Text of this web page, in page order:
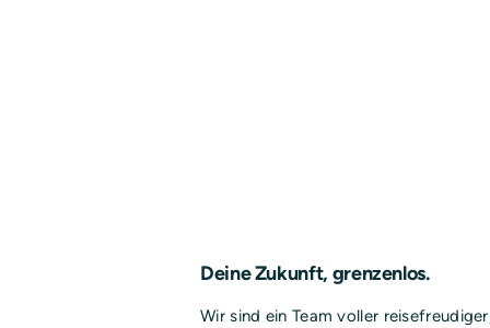
Deine Zukunft, grenzenlos.
Wir sind ein Team voller